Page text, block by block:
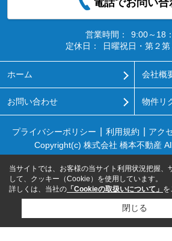
営業時間：
9:00～18
定休日：
日曜祝日・第２第
ホーム 会社概
お問い合わせ 物件リ
プライバシーポリシー 利用規約 アク
Copyright(c) 株式会社 橋本不動産
当サイトでは、お客様の当サイト利用状況把握、
して、クッキー（Cookie）を使用しています。
詳しくは、当社の 「Cookieの取扱いについて」 を
閉じる